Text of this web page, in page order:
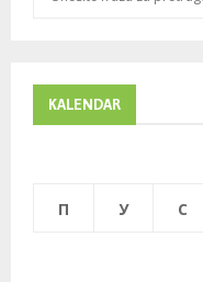
f
KALENDAR
П У С